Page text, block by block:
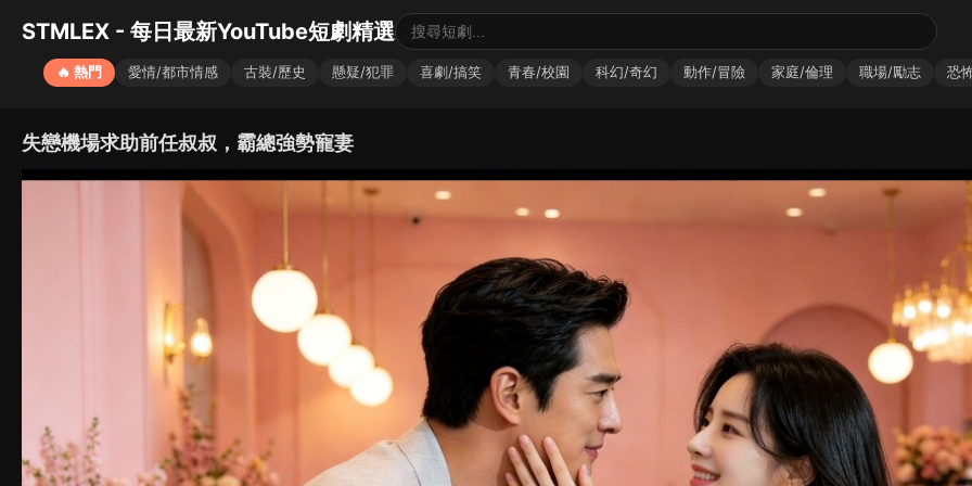
STMLEX - 每日最新YouTube短劇精選
🔥 熱門 愛情/都市情感 古裝/歷史 懸疑/犯罪 喜劇/搞笑 青春/校園 科幻/奇幻 動作/冒險 家庭/倫理 職場/勵志 恐
失戀機場求助前任叔叔，霸總強勢寵妻